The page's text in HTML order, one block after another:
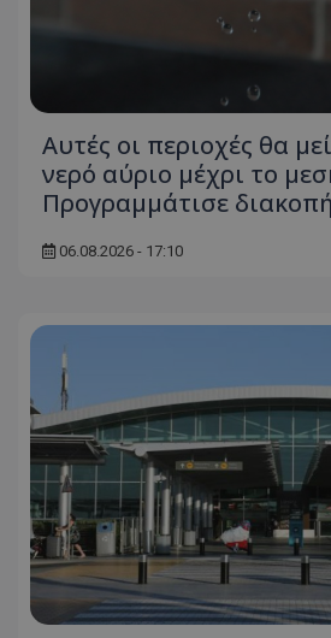
Αυτές οι περιοχές θα
νερό αύριο μέχρι το
Προγραμμάτισε
06.08.2026 - 17:10